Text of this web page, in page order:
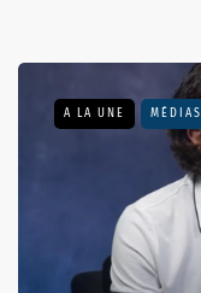
A LA UNE MÉDIAS